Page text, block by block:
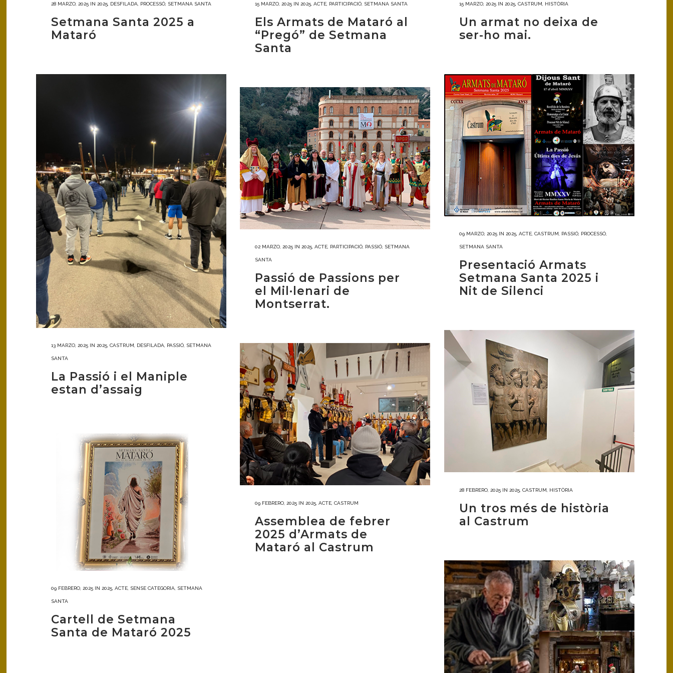
28 MARZO, 2025 IN 2025, DESFILADA, PROCESSÓ, SETMANA SANTA
Setmana Santa 2025 a
Mataró
15 MARZO, 2025 IN 2025, ACTE, PARTICIPACIÓ, SETMANA SANTA
Els Armats de Mataró al
“Pregó” de Setmana
Santa
15 MARZO, 2025 IN 2025, CASTRUM, HISTÒRIA
Un armat no deixa de
ser-ho mai.
13 MARZO, 2025 IN 2025, CASTRUM, DESFILADA, PASSIÓ, SETMANA
SANTA
La Passió i el Maniple
estan d’assaig
09 MARZO, 2025 IN 2025, ACTE, CASTRUM, PASSIÓ, PROCESSÓ,
SETMANA SANTA
Presentació Armats
Setmana Santa 2025 i
Nit de Silenci
02 MARZO, 2025 IN 2025, ACTE, PARTICIPACIÓ, PASSIÓ, SETMANA
SANTA
Passió de Passions per
el Mil·lenari de
Montserrat.
28 FEBRERO, 2025 IN 2025, CASTRUM, HISTÒRIA
Un tros més de història
al Castrum
09 FEBRERO, 2025 IN 2025, ACTE, CASTRUM
Assemblea de febrer
2025 d’Armats de
Mataró al Castrum
09 FEBRERO, 2025 IN 2025, ACTE, SENSE CATEGORIA, SETMANA
SANTA
Cartell de Setmana
Santa de Mataró 2025